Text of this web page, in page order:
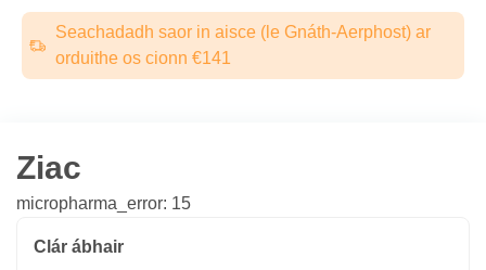
Seachadadh saor in aisce (le Gnáth-Aerphost) ar
orduithe os cionn €141
Ziac
micropharma_error: 15
Clár ábhair